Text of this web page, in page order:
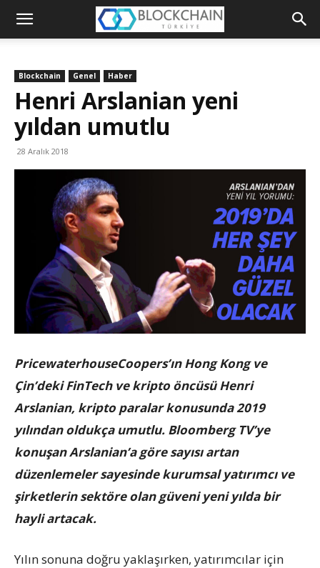
Blockchain
Blockchain Genel Haber
Henri Arslanian yeni
yıldan umutlu
28 Aralık 2018
PricewaterhouseCoopers’ın Hong Kong ve
Çin’deki FinTech ve kripto öncüsü Henri
Arslanian, kripto paralar konusunda 2019
yılından oldukça umutlu. Bloomberg TV’ye
konuşan Arslanian’a göre sayısı artan
düzenlemeler sayesinde kurumsal yatırımcı ve
şirketlerin sektöre olan güveni yeni yılda bir
hayli artacak.
Yılın sonuna doğru yaklaşırken, yatırımcılar için